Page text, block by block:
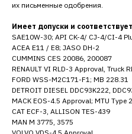
их письменные одобрения.
Имеет допуски и
SAE10W-30; API CK-4/ CJ-4/CI-4
ACEA E11 / E8; JASO DH-2
CUMMINS CES 20086, 200087
RENAULT VI RLD-3 Approval, Truck
FORD WSS-M2C171-F1; MB 228.31
DETROIT DIESEL DDC93K222,
MACK EOS-4.5 Approval; MTU Type
CAT ECF-3, ALLISON TES-439
MAN M 3775, 3575